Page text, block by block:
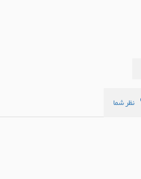
نظر شما